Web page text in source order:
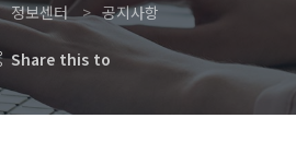
정보센터 공지사항
Share this to